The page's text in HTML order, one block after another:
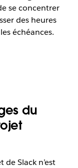
se concentrer
des heures
échéances.
du
Slack n’est